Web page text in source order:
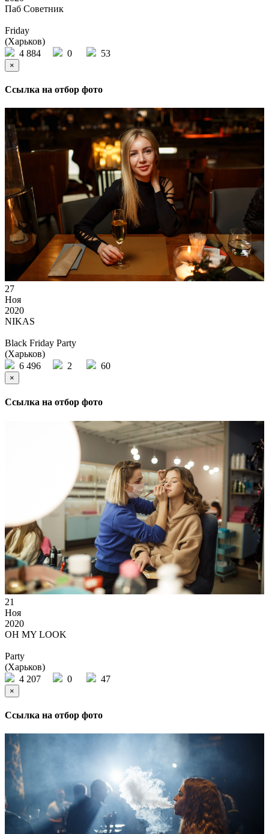
Паб Советник
Friday
(Харьков)
4 884
0 53
×
Ссылка на отбор фото
27
Ноя
2020
NIKAS
Black Friday Party
(Харьков)
6 496
2 60
×
Ссылка на отбор фото
21
Ноя
2020
OH MY LOOK
Party
(Харьков)
4 207
0 47
×
Ссылка на отбор фото